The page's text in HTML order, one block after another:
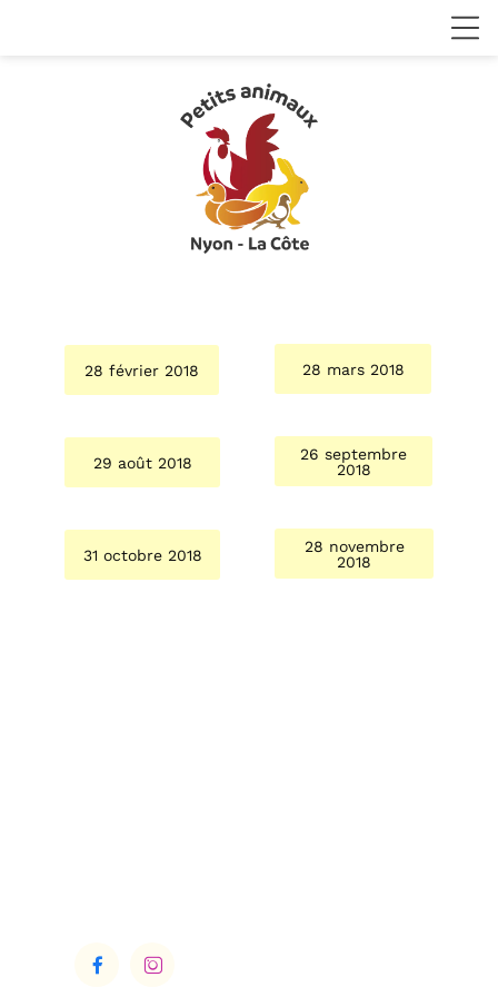
 
28 mars 2018
28 février 2018
26 septembre
2018
29 août 2018
28 novembre
2018
31 octobre 2018